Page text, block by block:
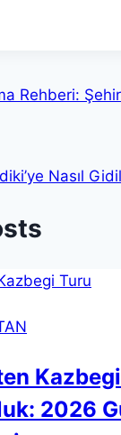
Rehberi:
Nasıl
2026